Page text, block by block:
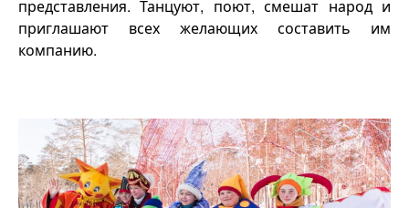
представления. Танцуют, поют, смешат народ и
приглашают всех желающих составить им
компанию.